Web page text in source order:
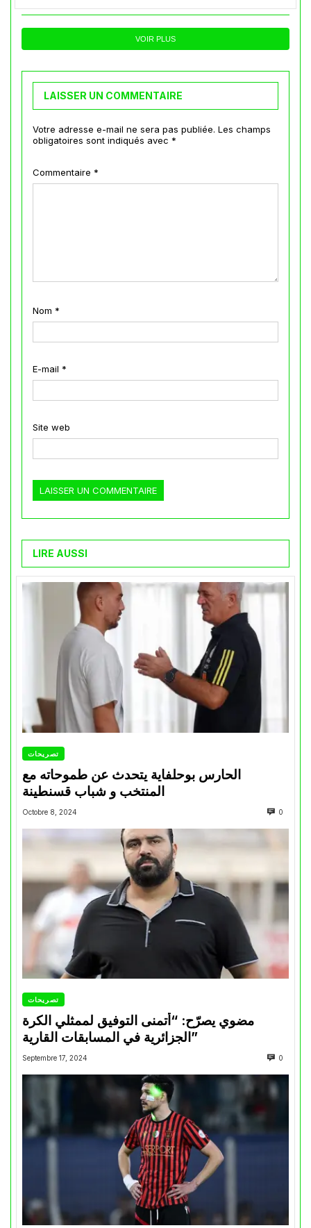
VOIR PLUS
LAISSER UN COMMENTAIRE
Votre adresse e-mail ne sera pas publiée. Les champs
obligatoires sont indiqués avec *
Commentaire *
Nom *
E-mail *
Site web
LIRE AUSSI
تصريحات
الحارس بوحلفاية يتحدث عن طموحاته مع
المنتخب و شباب قسنطينة
Octobre 8, 2024 0
تصريحات
مضوي يصرّح: “أتمنى التوفيق لممثلي الكرة
الجزائرية في المسابقات القارية”
Septembre 17, 2024 0